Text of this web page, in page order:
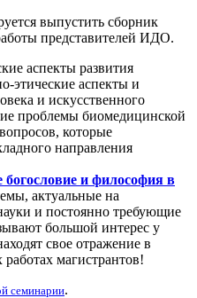
выпустить сборник
представителей ИДО.
аспекты развития
этические аспекты и
и искусственного
проблемы биомедицинской
которые
направления
богословие и философия в
актуальные на
и постоянно требующие
большой интерес у
свое отражение в
магистрантов!
семинарии.